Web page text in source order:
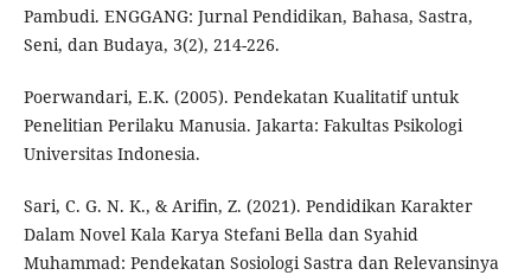
Pambudi. ENGGANG: Jurnal Pendidikan, Bahasa, Sastra,
Seni, dan Budaya, 3(2), 214-226.
Poerwandari, E.K. (2005). Pendekatan Kualitatif untuk
Penelitian Perilaku Manusia. Jakarta: Fakultas Psikologi
Universitas Indonesia.
Sari, C. G. N. K., & Arifin, Z. (2021). Pendidikan Karakter
Dalam Novel Kala Karya Stefani Bella dan Syahid
Muhammad: Pendekatan Sosiologi Sastra dan Relevansinya